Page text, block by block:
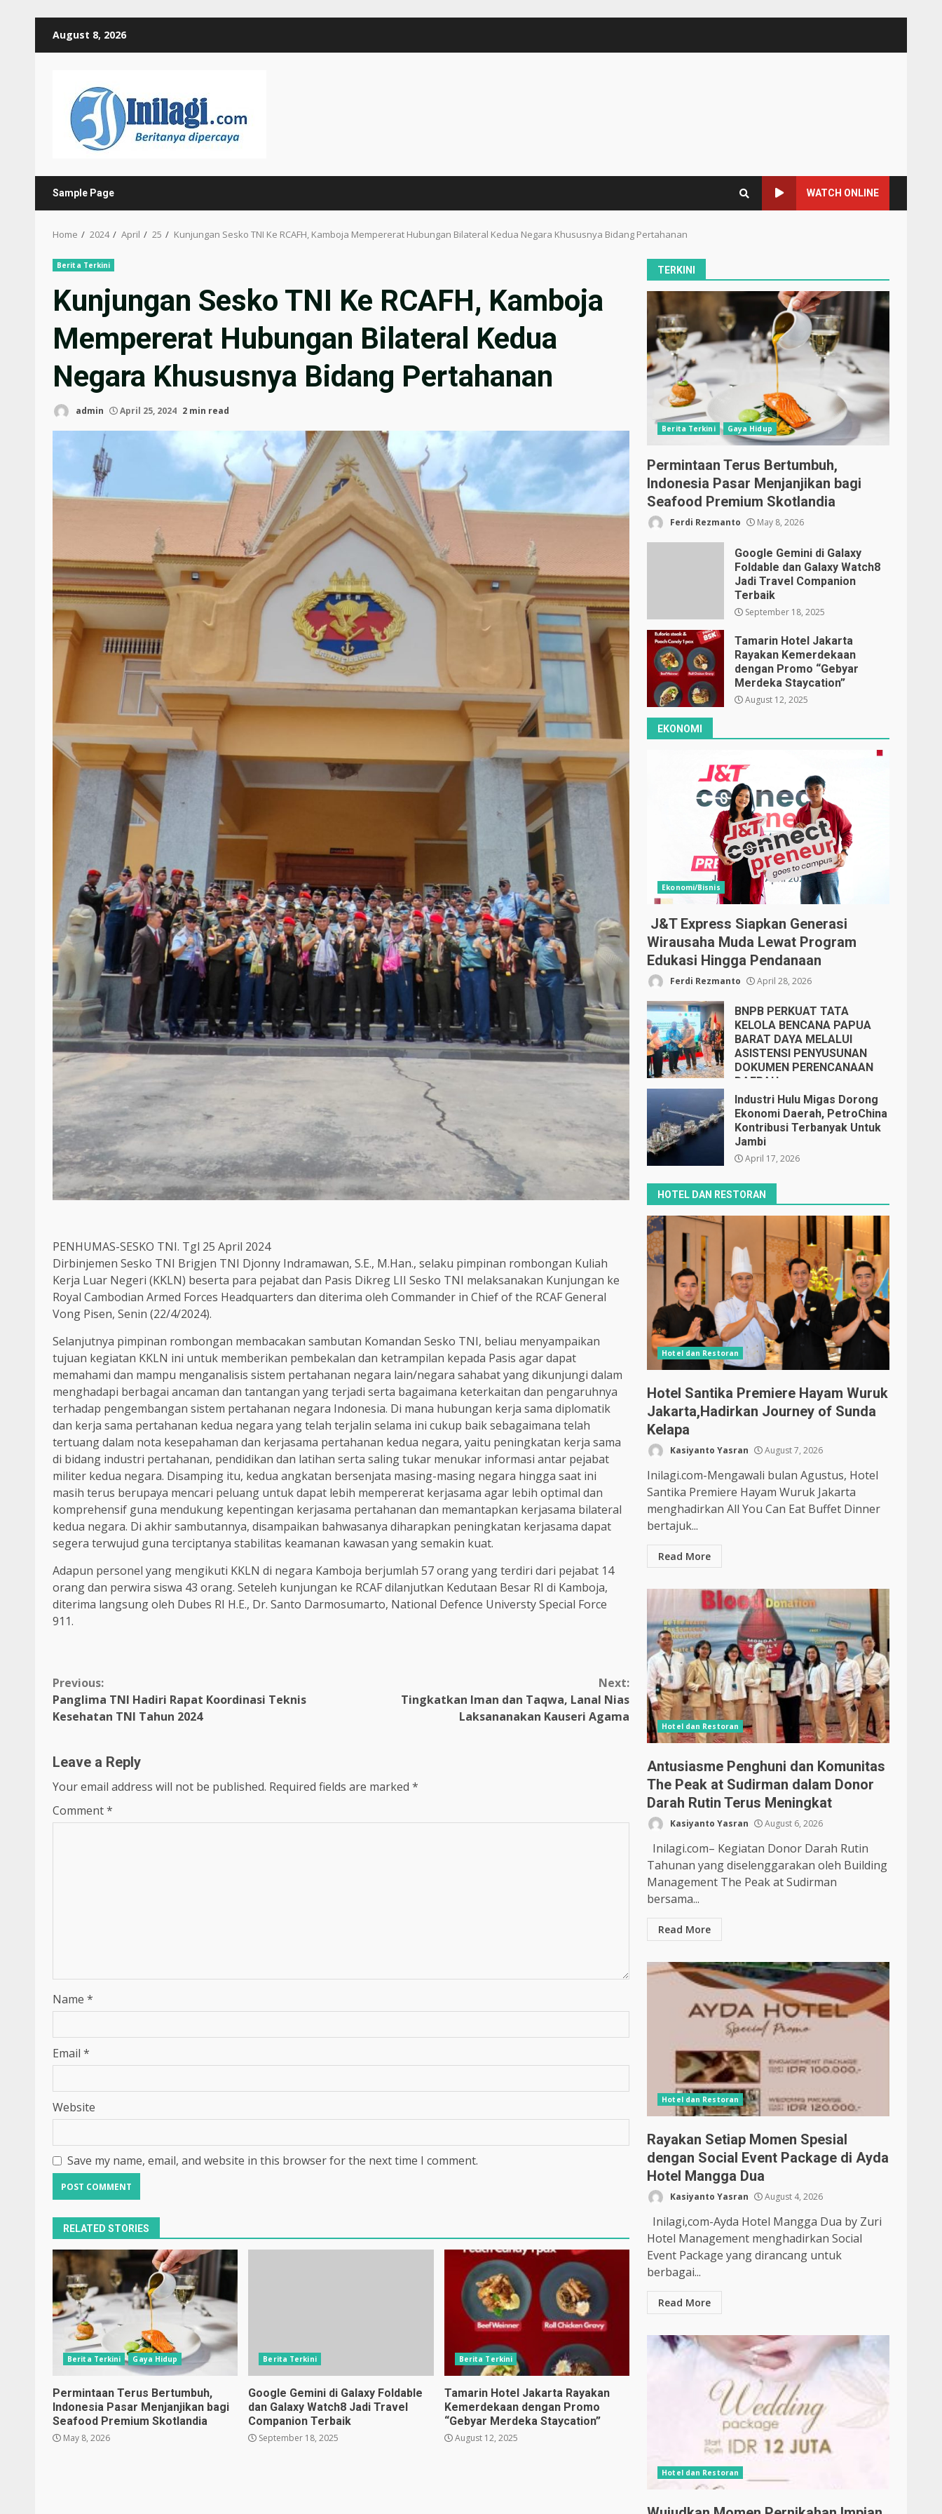
August 8, 2026
Sample Page WATCH ONLINE
Home 2024 April 25 Kunjungan Sesko TNI Ke RCAFH, Kamboja Mempererat Hubungan Bilateral Kedua Negara Khususnya Bidang Pertahanan
Berita Terkini
Kunjungan Sesko TNI Ke RCAFH, Kamboja
Mempererat Hubungan Bilateral Kedua
Negara Khususnya Bidang Pertahanan
admin April 25, 2024 2 min read
PENHUMAS-SESKO TNI. Tgl 25 April 2024
Dirbinjemen Sesko TNI Brigjen TNI Djonny Indramawan, S.E., M.Han., selaku pimpinan rombongan Kuliah
Kerja Luar Negeri (KKLN) beserta para pejabat dan Pasis Dikreg LII Sesko TNI melaksanakan Kunjungan ke
Royal Cambodian Armed Forces Headquarters dan diterima oleh Commander in Chief of the RCAF General
Vong Pisen, Senin (22/4/2024).
Selanjutnya pimpinan rombongan membacakan sambutan Komandan Sesko TNI, beliau menyampaikan
tujuan kegiatan KKLN ini untuk memberikan pembekalan dan ketrampilan kepada Pasis agar dapat
memahami dan mampu menganalisis sistem pertahanan negara lain/negara sahabat yang dikunjungi dalam
menghadapi berbagai ancaman dan tantangan yang terjadi serta bagaimana keterkaitan dan pengaruhnya
terhadap pengembangan sistem pertahanan negara Indonesia. Di mana hubungan kerja sama diplomatik
dan kerja sama pertahanan kedua negara yang telah terjalin selama ini cukup baik sebagaimana telah
tertuang dalam nota kesepahaman dan kerjasama pertahanan kedua negara, yaitu peningkatan kerja sama
di bidang industri pertahanan, pendidikan dan latihan serta saling tukar menukar informasi antar pejabat
militer kedua negara. Disamping itu, kedua angkatan bersenjata masing-masing negara hingga saat ini
masih terus berupaya mencari peluang untuk dapat lebih mempererat kerjasama agar lebih optimal dan
komprehensif guna mendukung kepentingan kerjasama pertahanan dan memantapkan kerjasama bilateral
kedua negara. Di akhir sambutannya, disampaikan bahwasanya diharapkan peningkatan kerjasama dapat
segera terwujud guna terciptanya stabilitas keamanan kawasan yang semakin kuat.
Adapun personel yang mengikuti KKLN di negara Kamboja berjumlah 57 orang yang terdiri dari pejabat 14
orang dan perwira siswa 43 orang. Seteleh kunjungan ke RCAF dilanjutkan Kedutaan Besar RI di Kamboja,
diterima langsung oleh Dubes RI H.E., Dr. Santo Darmosumarto, National Defence Universty Special Force
911.
Continue
Reading
Previous:
Panglima TNI Hadiri Rapat Koordinasi Teknis
Kesehatan TNI Tahun 2024
Next:
Tingkatkan Iman dan Taqwa, Lanal Nias
Laksananakan Kauseri Agama
Leave a Reply
Your email address will not be published. Required fields are marked *
Comment*
Name *
Email *
Website
Save my name, email, and website in this browser for the next time I comment.
RELATED STORIES
Berita Terkini Gaya Hidup
Permintaan Terus Bertumbuh,
Indonesia Pasar Menjanjikan bagi
Seafood Premium Skotlandia
May 8, 2026
Berita Terkini
Google Gemini di Galaxy Foldable
dan Galaxy Watch8 Jadi Travel
Companion Terbaik
September 18, 2025
Berita Terkini
Tamarin Hotel Jakarta Rayakan
Kemerdekaan dengan Promo
“Gebyar Merdeka Staycation”
August 12, 2025
TERKINI
Berita Terkini Gaya Hidup
Permintaan Terus Bertumbuh,
Indonesia Pasar Menjanjikan bagi
Seafood Premium Skotlandia
Ferdi Rezmanto May 8, 2026
Google Gemini di Galaxy
Foldable dan Galaxy Watch8
Jadi Travel Companion
Terbaik
September 18, 2025
Tamarin Hotel Jakarta
Rayakan Kemerdekaan
dengan Promo “Gebyar
Merdeka Staycation”
August 12, 2025
EKONOMI
Ekonomi/Bisnis
J&T Express Siapkan Generasi
Wirausaha Muda Lewat Program
Edukasi Hingga Pendanaan
Ferdi Rezmanto April 28, 2026
BNPB PERKUAT TATA
KELOLA BENCANA PAPUA
BARAT DAYA MELALUI
ASISTENSI PENYUSUNAN
DOKUMEN PERENCANAAN
DAERAH
April 17, 2026
Industri Hulu Migas Dorong
Ekonomi Daerah, PetroChina
Kontribusi Terbanyak Untuk
Jambi
April 17, 2026
HOTEL DAN RESTORAN
Hotel dan Restoran
Hotel Santika Premiere Hayam Wuruk
Jakarta,Hadirkan Journey of Sunda
Kelapa
Kasiyanto Yasran August 7, 2026
Inilagi.com-Mengawali bulan Agustus, Hotel
Santika Premiere Hayam Wuruk Jakarta
menghadirkan All You Can Eat Buffet Dinner
bertajuk...
Read More
Hotel dan Restoran
Antusiasme Penghuni dan Komunitas
The Peak at Sudirman dalam Donor
Darah Rutin Terus Meningkat
Kasiyanto Yasran August 6, 2026
Inilagi.com– Kegiatan Donor Darah Rutin
Tahunan yang diselenggarakan oleh Building
Management The Peak at Sudirman
bersama...
Read More
Hotel dan Restoran
Rayakan Setiap Momen Spesial
dengan Social Event Package di Ayda
Hotel Mangga Dua
Kasiyanto Yasran August 4, 2026
Inilagi,com-Ayda Hotel Mangga Dua by Zuri
Hotel Management menghadirkan Social
Event Package yang dirancang untuk
berbagai...
Read More
Hotel dan Restoran